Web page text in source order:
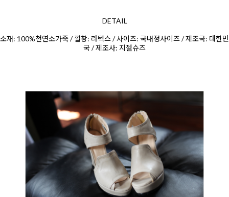
DETAIL
소재: 100%천연소가죽 / 깔창: 라텍스 / 사이즈: 국내정사이즈 / 제조국: 대한민
국 / 제조사: 지젤슈즈